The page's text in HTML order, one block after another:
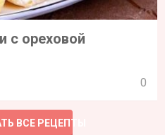
с ореховой
0
ВСЕ РЕЦЕПТЫ